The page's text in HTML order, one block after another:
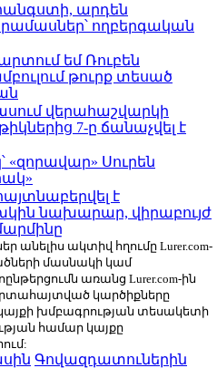
հանգստի, արդեն
ողբերգական
եմ Ռուբեն
թուրք տեսած
վերահաշվարկի
7-ը ճանաչվել է
Սուրեն
է
նախարար, վիրաբույժ
անելիս ակտիվ հղումը Lurer.com-
մասնակի կամ
առանց Lurer.com-ին
կարծիքները
խմբագրության տեսակետի
համար կայքը
Գովազդատուներին